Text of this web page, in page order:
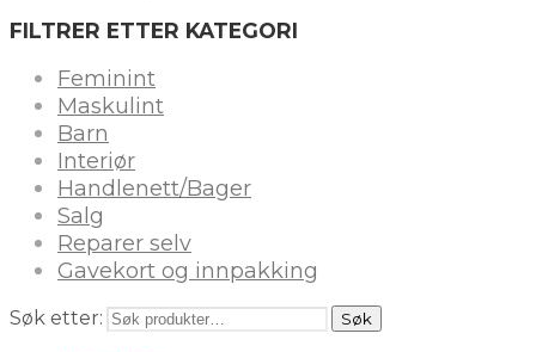
FILTRER ETTER KATEGORI
Feminint
Maskulint
Barn
Interiør
Handlenett/Bager
Salg
Reparer selv
Gavekort og innpakking
Søk etter: Søk